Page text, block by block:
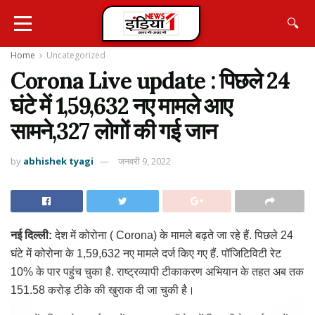
🔍
Home Uncategorized
Corona Live update : पिछले 24
घंटे में 1,59,632 नए मामले आए
सामने,327 लोगों की गई जान
by abhishek tyagi जनवरी 9, 2022
नई दिल्ली: देश में कोरोना ( Corona) के मामले बढ़ते जा रहे हैं. पिछले 24
घंटे में कोरोना के 1,59,632 नए मामले दर्ज किए गए हैं. पॉजिटिविटी रेट
10% के पार पहुंच चुका है. राष्ट्रव्यापी टीकाकरण अभियान के तहत अब तक
151.58 करोड़ टीके की खुराक दी जा चुकी है।